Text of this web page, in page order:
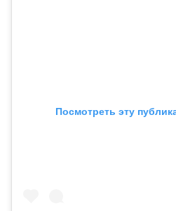
Посмотреть эту